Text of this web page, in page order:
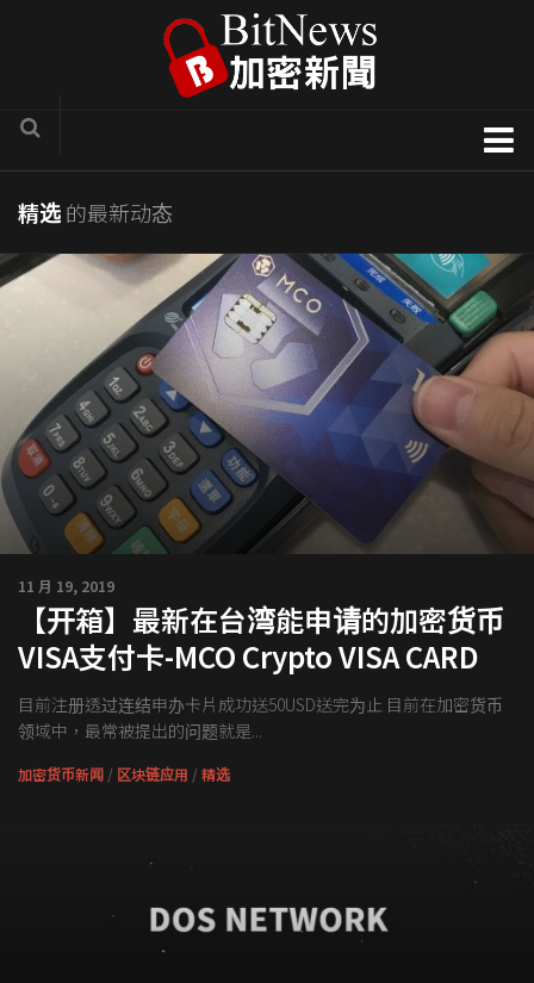
项目官方讯息
Solve.Care
币种介绍
ICO评析
新手入门教学
交易所
区块链应用
客座专栏
精选的最新动态
11 月 19, 2019
【开箱】最新在台湾能申请的加密货币
VISA支付卡-MCO Crypto VISA CARD
目前注册透过连结申办卡片成功送50USD送完为止 目前在加密货币
领域中，最常被提出的问题就是...
加密货币新闻 / 区块链应用 / 精选